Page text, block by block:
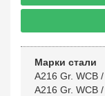
Марки стали
A216 Gr. WCB
A216 Gr. WCB